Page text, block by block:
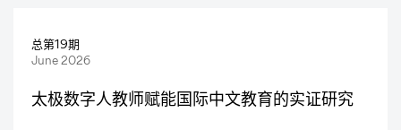
总第19期
June 2026
太极数字人教师赋能国际中文教育的实证研究